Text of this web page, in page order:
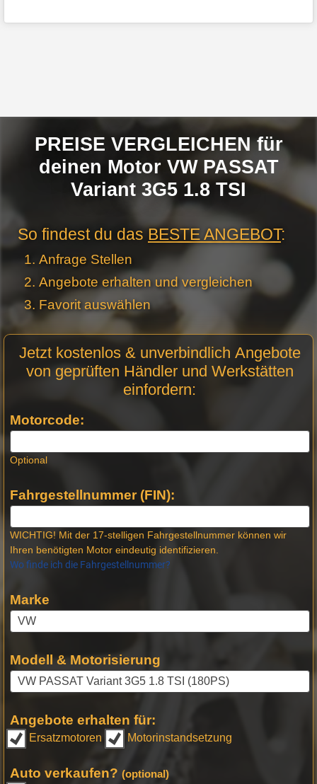
PREISE VERGLEICHEN für
deinen Motor VW PASSAT
Variant 3G5 1.8 TSI
So findest du dasBESTE ANGEBOT:
Anfrage Stellen
Angebote erhalten und vergleichen
Favorit auswählen
Anfrage
Stellen -
Jetzt kostenlos & unverbindlich Angebote
von geprüften Händler und Werkstätten
einfordern:
Motorcode:
Optional
Fahrgestellnummer (FIN):
WICHTIG! Mit der 17-stelligen Fahrgestellnummer können wir
Ihren benötigten Motor eindeutig identifizieren.
Wo finde ich die Fahrgestellnummer?
Marke
Modell & Motorisierung
Angebote erhalten für:
Ersatzmotoren Motorinstandsetzung
Auto verkaufen? (optional)